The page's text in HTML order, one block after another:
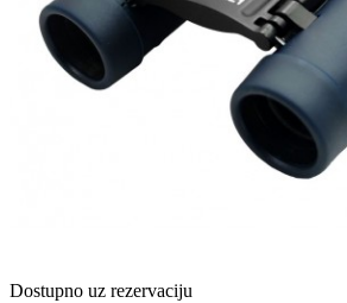
Dostupno uz rezervaciju